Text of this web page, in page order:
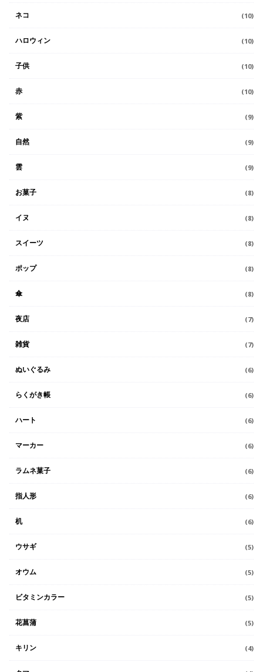
ネコ (10)
ハロウィン (10)
子供 (10)
赤 (10)
紫 (9)
自然 (9)
雲 (9)
お菓子 (8)
イヌ (8)
スイーツ (8)
ポップ (8)
傘 (8)
夜店 (7)
雑貨 (7)
ぬいぐるみ (6)
らくがき帳 (6)
ハート (6)
マーカー (6)
ラムネ菓子 (6)
指人形 (6)
机 (6)
ウサギ (5)
オウム (5)
ビタミンカラー (5)
花菖蒲 (5)
キリン (4)